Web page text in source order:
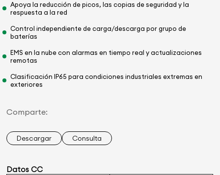
Apoya la reducción de picos, las copias de seguridad y la
respuesta a la red
Control independiente de carga/descarga por grupo de
baterías
EMS en la nube con alarmas en tiempo real y actualizaciones
remotas
Clasificación IP65 para condiciones industriales extremas en
exteriores
Comparte:
Descargar Consulta
Datos CC